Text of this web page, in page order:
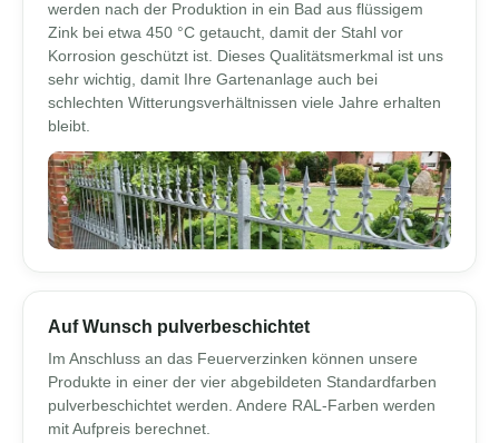
werden nach der Produktion in ein Bad aus flüssigem
Zink bei etwa 450 °C getaucht, damit der Stahl vor
Korrosion geschützt ist. Dieses Qualitätsmerkmal ist uns
sehr wichtig, damit Ihre Gartenanlage auch bei
schlechten Witterungsverhältnissen viele Jahre erhalten
bleibt.
Auf Wunsch pulverbeschichtet
Im Anschluss an das Feuerverzinken können unsere
Produkte in einer der vier abgebildeten Standardfarben
pulverbeschichtet werden. Andere RAL-Farben werden
mit Aufpreis berechnet.